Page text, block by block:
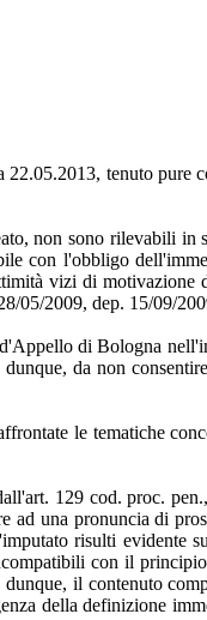
tenuto pure
non sono rilevabili
con l'obbligo
vizi di motivazione
05/2009, dep. 15/09/
di Bologna
da non
le tematiche
129 cod. proc.
ad una pronuncia di
risulti evidente
con il
il contenuto
della definizione